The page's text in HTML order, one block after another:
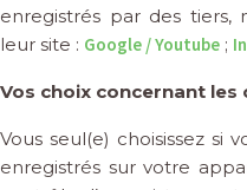
enregistrés par des tiers,
leur site : Google / Youtube ;
Vos choix concernant les
Vous seul(e) choisissez si
enregistrés sur votre